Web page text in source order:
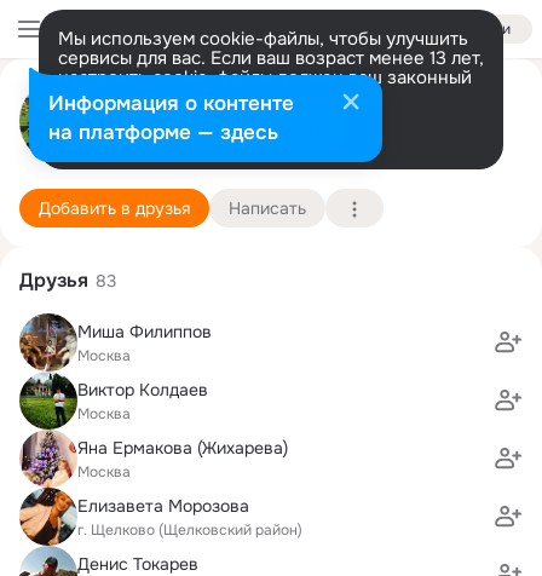
Войти
Мы используем cookie-файлы, чтобы улучшить
сервисы для вас. Если ваш возраст менее 13 лет,
настроить cookie-файлы должен ваш законный
представитель. Больше информации
Разрешить все Настроить
Юлия Клюева (Козлова)
Москва 8 апреля (45 лет)
Подробнее
Добавить в друзья Написать
Друзья 83
Миша Филиппов
Москва
Виктор Колдаев
Москва
Яна Ермакова (Жихарева)
Москва
Елизавета Морозова
г. Щелково (Щелковский район)
Денис Токарев
Информация о контенте
на платформе — здесь